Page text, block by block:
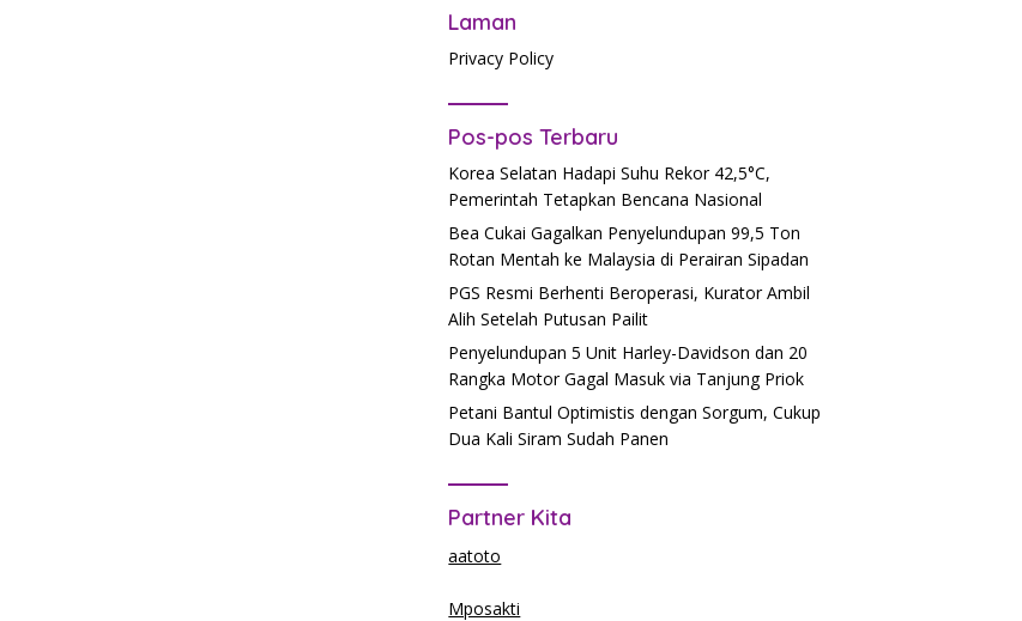
Laman
Privacy Policy
Pos-pos Terbaru
Korea Selatan Hadapi Suhu Rekor 42,5°C,
Pemerintah Tetapkan Bencana Nasional
Bea Cukai Gagalkan Penyelundupan 99,5 Ton
Rotan Mentah ke Malaysia di Perairan Sipadan
PGS Resmi Berhenti Beroperasi, Kurator Ambil
Alih Setelah Putusan Pailit
Penyelundupan 5 Unit Harley-Davidson dan 20
Rangka Motor Gagal Masuk via Tanjung Priok
Petani Bantul Optimistis dengan Sorgum, Cukup
Dua Kali Siram Sudah Panen
Partner Kita
aatoto
Mposakti